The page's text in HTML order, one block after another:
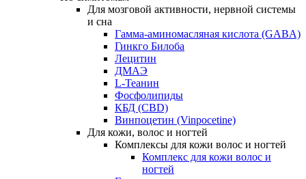
Для мозговой активности, нервной системы
и сна
Гамма-аминомасляная кислота (GABA)
Гинкго Билоба
Лецитин
ДМАЭ
L-Теанин
Фосфолипиды
КБД (CBD)
Винпоцетин (Vinpocetine)
Для кожи, волос и ногтей
Комплексы для кожи волос и ногтей
Комплекс для кожи волос и
ногтей